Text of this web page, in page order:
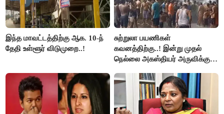
இந்த மாவட்டத்திற்கு ஆக. 10-ந்
தேதி உள்ளூர் விடுமுறை..!
சுற்றுலா பயணிகள்
கவனத்திற்கு..! இன்று முதல்
நெல்லை அகஸ்தியர் அருவிக்கு